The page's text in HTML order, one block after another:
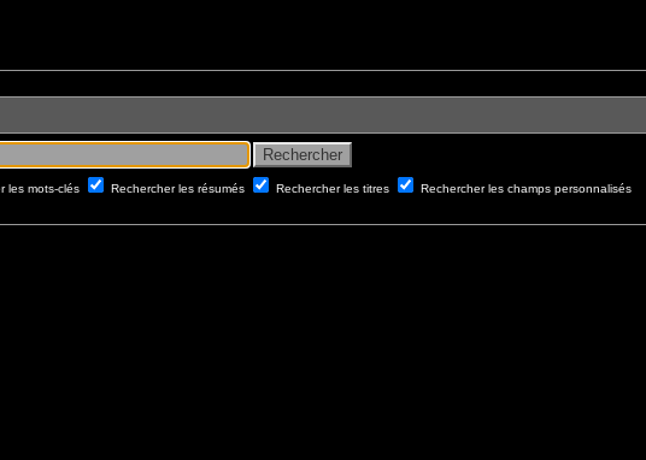
les mots-clés Rechercher les résumés Rechercher les titres
Rechercher les champs personnalisés